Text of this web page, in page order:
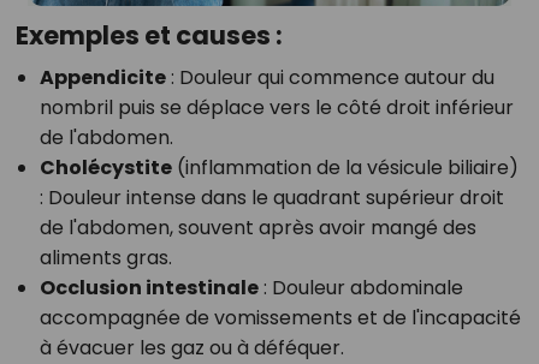
Exemples et causes :
Appendicite: Douleur qui commence autour du
nombril puis se déplace vers le côté droit inférieur
de l'abdomen.
Cholécystite(inflammation de la vésicule biliaire)
: Douleur intense dans le quadrant supérieur droit
de l'abdomen, souvent après avoir mangé des
aliments gras.
Occlusion intestinale: Douleur abdominale
accompagnée de vomissements et de l'incapacité
à évacuer les gaz ou à déféquer.